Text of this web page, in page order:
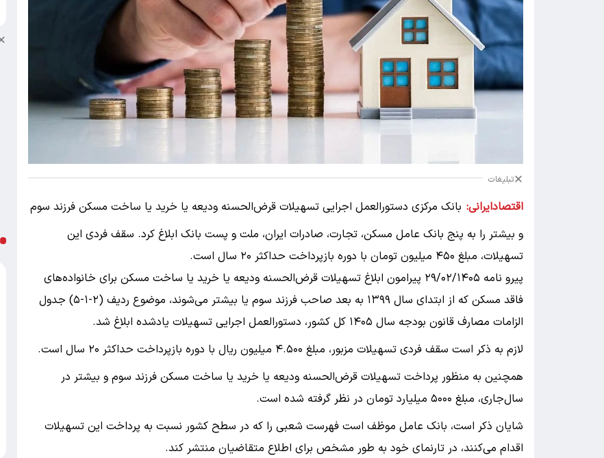
تبلیغات
اقتصادایرانی: بانک مرکزی دستورالعمل اجرایی تسهیلات قرض‌الحسنه ودیعه یا خرید یا ساخت مسکن فرزند سوم
و بیشتر را به پنج بانک عامل مسکن، تجارت، صادرات ایران، ملت و پست بانک ابلاغ کرد. سقف فردی این
تسهیلات، مبلغ ۴۵۰ میلیون تومان با دوره بازپرداخت حداکثر ۲۰ سال است.
پیرو نامه ۲۹‌‌‌‌‌‌‌‌‌‌‌‌‌‌‌‌/۰۲‌‌‌‌‌‌‌‌‌‌‌‌‌‌‌‌/۱۴۰۵ پیرامون ابلاغ تسهیلات قرض‌الحسنه ودیعه یا خرید یا ساخت مسکن برای خانواده‌های
فاقد مسکن که از ابتدای سال ۱۳۹۹ به بعد صاحب فرزند سوم یا بیشتر می‌شوند، موضوع ردیف (۲‌‌‌‌‌‌‌‌‌‌‌‌‌‌‌‌‌‌‌‌‌‌‌‌‌‌‌‌‌‌‌‌‌‌‌‌‌‌‌‌‌‌‌‌-۱‌‌‌‌‌‌‌‌‌‌‌‌‌‌‌‌‌‌‌‌‌‌‌‌‌‌‌‌‌‌‌‌‌‌‌‌‌‌‌‌‌‌‌‌-۵) جدول
الزامات مصارف قانون بودجه سال ۱۴۰۵ کل کشور، دستورالعمل اجرایی تسهیلات یادشده ابلاغ شد.
لازم به ذکر است سقف فردی تسهیلات مزبور، مبلغ ۴.۵۰۰ میلیون ریال با دوره بازپرداخت حداکثر ۲۰ سال است.
همچنین به منظور پرداخت تسهیلات قرض‌الحسنه ودیعه یا خرید یا ساخت مسکن فرزند سوم و بیشتر در
سال‌جاری، مبلغ ۵۰۰۰ میلیارد تومان در نظر گرفته شده است.
شایان ذکر است، بانک عامل موظف است فهرست شعبی را که در سطح کشور نسبت به پرداخت این تسهیلات
اقدام می‌کنند، در تارنمای خود به طور مشخص برای اطلاع متقاضیان منتشر کند.